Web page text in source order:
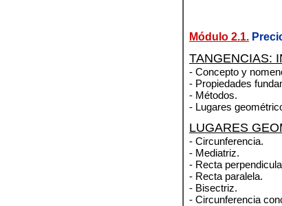
Módulo 2.1.
TANGENCIAS:
- Concepto y
- Propiedades
- Métodos.
- Lugares
LUGARES
- Circunferencia.
- Mediatriz.
- Recta
- Recta paralela.
- Bisectriz.
- Circunferencia